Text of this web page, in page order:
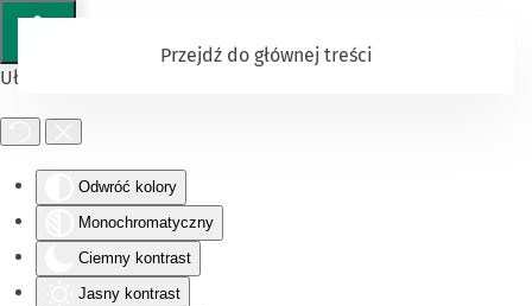
Ułatwienia dostępu
Odwróć kolory
Monochromatyczny
Ciemny kontrast
Jasny kontrast
Przejdź do głównej treści